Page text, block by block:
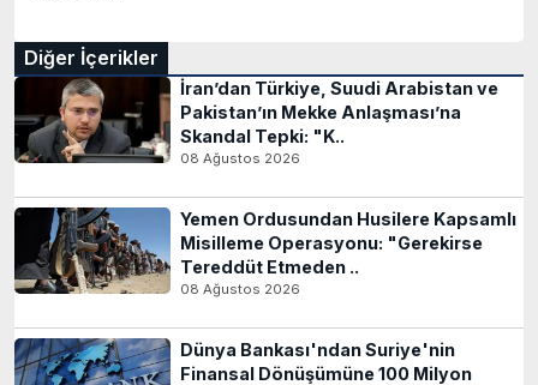
Diğer İçerikler
İran’dan Türkiye, Suudi Arabistan ve
Pakistan’ın Mekke Anlaşması’na
Skandal Tepki: "K..
08 Ağustos 2026
Yemen Ordusundan Husilere Kapsamlı
Misilleme Operasyonu: "Gerekirse
Tereddüt Etmeden ..
08 Ağustos 2026
Dünya Bankası'ndan Suriye'nin
Finansal Dönüşümüne 100 Milyon